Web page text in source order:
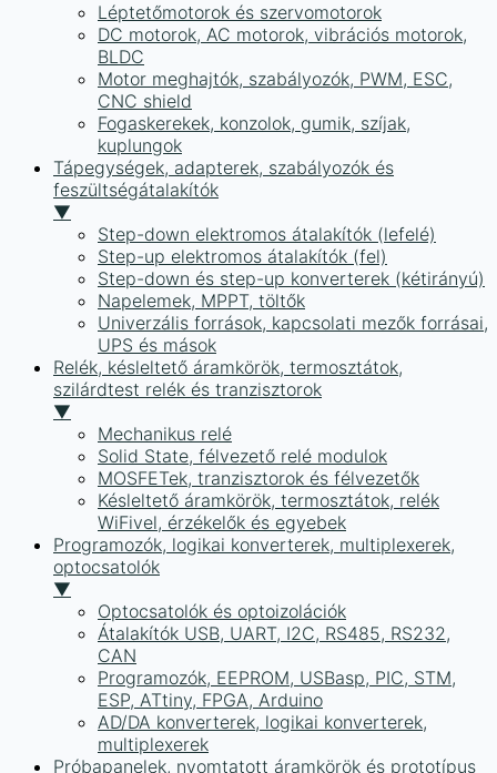
Léptetőmotorok és szervomotorok
DC motorok, AC motorok, vibrációs motorok,
BLDC
Motor meghajtók, szabályozók, PWM, ESC,
CNC shield
Fogaskerekek, konzolok, gumik, szíjak,
kuplungok
Tápegységek, adapterek, szabályozók és
feszültségátalakítók
▼
Step-down elektromos átalakítók (lefelé)
Step-up elektromos átalakítók (fel)
Step-down és step-up konverterek (kétirányú)
Napelemek, MPPT, töltők
Univerzális források, kapcsolati mezők forrásai,
UPS és mások
Relék, késleltető áramkörök, termosztátok,
szilárdtest relék és tranzisztorok
▼
Mechanikus relé
Solid State, félvezető relé modulok
MOSFETek, tranzisztorok és félvezetők
Késleltető áramkörök, termosztátok, relék
WiFivel, érzékelők és egyebek
Programozók, logikai konverterek, multiplexerek,
optocsatolók
▼
Optocsatolók és optoizolációk
Átalakítók USB, UART, I2C, RS485, RS232,
CAN
Programozók, EEPROM, USBasp, PIC, STM,
ESP, ATtiny, FPGA, Arduino
AD/DA konverterek, logikai konverterek,
multiplexerek
Próbapanelek, nyomtatott áramkörök és prototípus